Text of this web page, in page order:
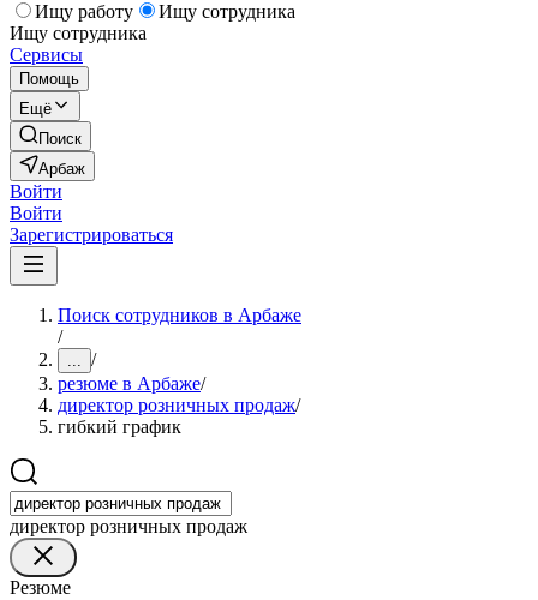
Ищу работу
Ищу сотрудника
Ищу сотрудника
Сервисы
Помощь
Ещё
Поиск
Арбаж
Войти
Войти
Зарегистрироваться
Поиск сотрудников в Арбаже
/
... /
резюме в Арбаже/
директор розничных продаж/
гибкий график
директор розничных продаж
Резюме